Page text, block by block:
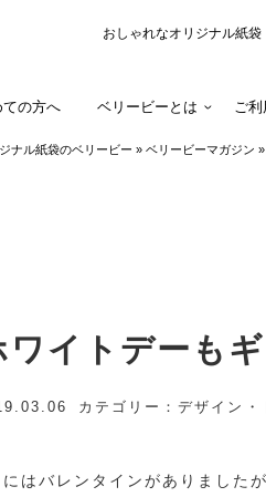
おしゃれなオリジナル紙
ての方へ ベリービーとは ご
ナル紙袋のベリービー » ベリービーマガジン »
ワイトデーも
カテゴリー デザイン・
にはバレンタインがありました